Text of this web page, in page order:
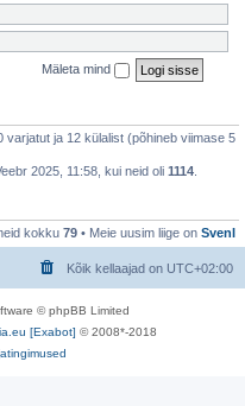
Mäleta mind
ja 12 külalist (põhineb viimase 5
2025, 11:58, kui neid oli 1114
kokku 79 • Meie uusim liige on SvenI
Kõik kellaajad on UTC+02:00
© phpBB Limited
[Exabot] © 2008*-2018